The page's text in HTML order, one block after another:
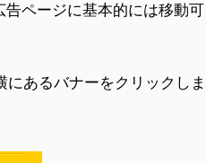
告ページに基本的には移動可
あるバナーをクリックしま